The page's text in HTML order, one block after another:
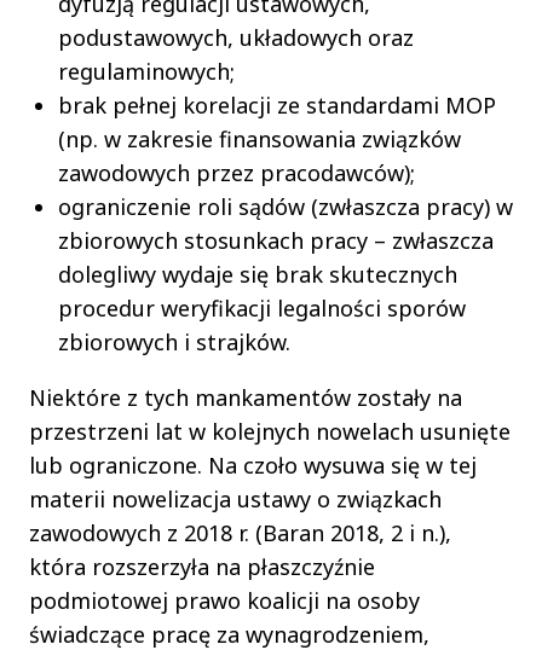
podustawowych, układowych oraz
regulaminowych;
brak pełnej korelacji ze standardami MOP
(np. w zakresie finansowania związków
zawodowych przez pracodawców);
ograniczenie roli sądów (zwłaszcza pracy) w
zbiorowych stosunkach pracy – zwłaszcza
dolegliwy wydaje się brak skutecznych
procedur weryfikacji legalności sporów
zbiorowych i strajków.
Niektóre z tych mankamentów zostały na
przestrzeni lat w kolejnych nowelach usunięte
lub ograniczone. Na czoło wysuwa się w tej
materii nowelizacja ustawy o związkach
zawodowych z 2018 r. (Baran 2018, 2 i n.),
która rozszerzyła na płaszczyźnie
podmiotowej prawo koalicji na osoby
świadczące pracę za wynagrodzeniem,